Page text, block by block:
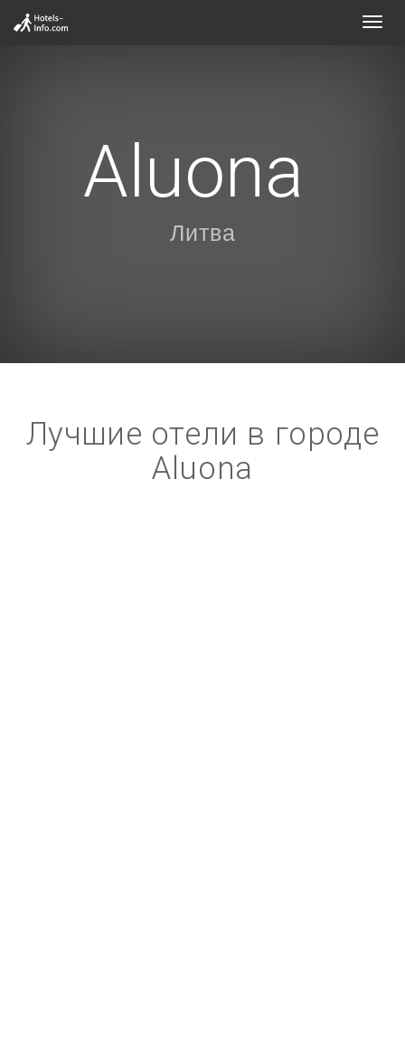
Aluona
Литва
Лучшие отели в городе
Aluona